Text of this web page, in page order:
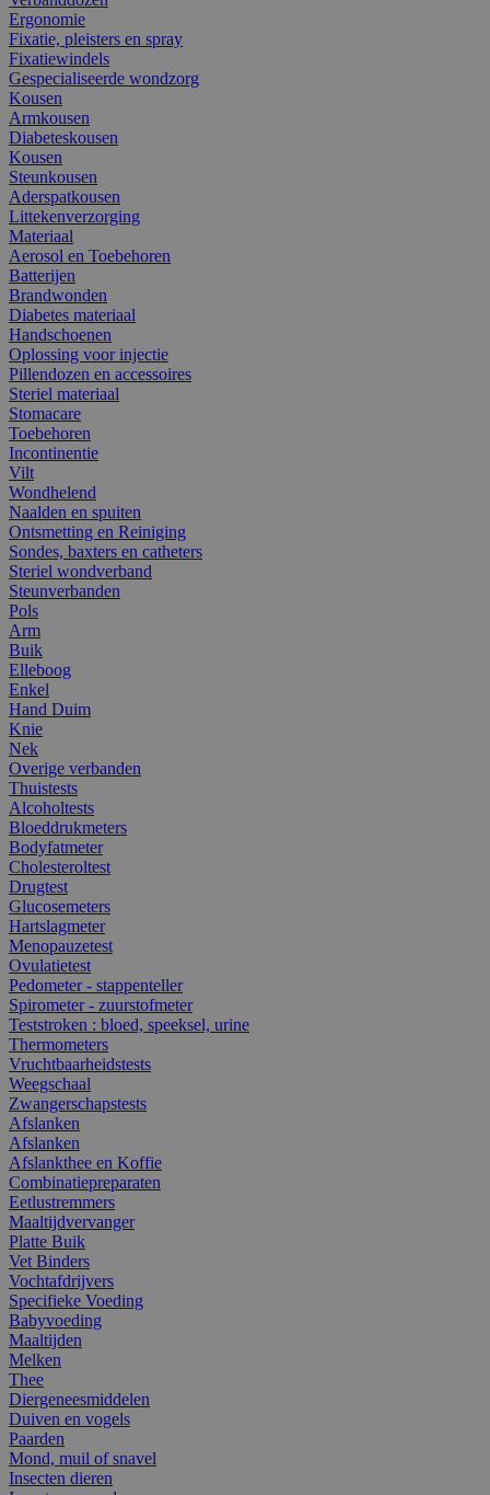
Ergonomie
Fixatie, pleisters en spray
Fixatiewindels
Gespecialiseerde wondzorg
Kousen
Armkousen
Diabeteskousen
Kousen
Steunkousen
Aderspatkousen
Littekenverzorging
Materiaal
Aerosol en Toebehoren
Batterijen
Brandwonden
Diabetes materiaal
Handschoenen
Oplossing voor injectie
Pillendozen en accessoires
Steriel materiaal
Stomacare
Toebehoren
Incontinentie
Vilt
Wondhelend
Naalden en spuiten
Ontsmetting en Reiniging
Sondes, baxters en catheters
Steriel wondverband
Steunverbanden
Pols
Arm
Buik
Elleboog
Enkel
Hand Duim
Knie
Nek
Overige verbanden
Thuistests
Alcoholtests
Bloeddrukmeters
Bodyfatmeter
Cholesteroltest
Drugtest
Glucosemeters
Hartslagmeter
Menopauzetest
Ovulatietest
Pedometer - stappenteller
Spirometer - zuurstofmeter
Teststroken : bloed, speeksel, urine
Thermometers
Vruchtbaarheidstests
Weegschaal
Zwangerschapstests
Afslanken
Afslanken
Afslankthee en Koffie
Combinatiepreparaten
Eetlustremmers
Maaltijdvervanger
Platte Buik
Vet Binders
Vochtafdrijvers
Specifieke Voeding
Babyvoeding
Maaltijden
Melken
Thee
Diergeneesmiddelen
Duiven en vogels
Paarden
Mond, muil of snavel
Insecten dieren